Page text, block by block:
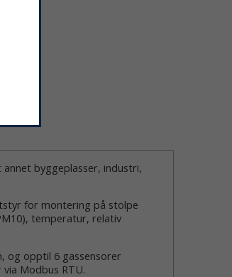
byggeplasser, industri,
for montering på stolpe
temperatur, relativ
og opptil 6 gassensorer
Modbus RTU.